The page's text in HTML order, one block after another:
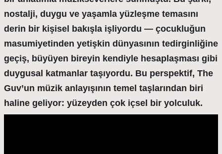
nostalji, duygu ve yaşamla yüzleşme temasını
derin bir kişisel bakışla işliyordu — çocukluğun
masumiyetinden yetişkin dünyasının tedirginliğine
geçiş, büyüyen bireyin kendiyle hesaplaşması gibi
duygusal katmanlar taşıyordu. Bu perspektif, The
Guv’un müzik anlayışının temel taşlarından biri
haline geliyor: yüzeyden çok içsel bir yolculuk.